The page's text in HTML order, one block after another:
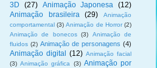
3D
(27) Animação Japonesa (12)
Animação brasileira
(29)
Animação
comportamental (3) Animação de Horror (2)
Animação de bonecos (3)
Animação de
fluidos (2) Animação de personagens (4)
Animação digital (12) Animação facial
(3) Animação gráfica (3) Animação por